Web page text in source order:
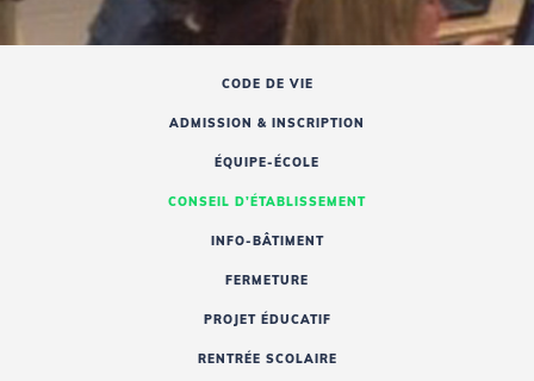
CODE DE VIE
ADMISSION & INSCRIPTION
ÉQUIPE-ÉCOLE
CONSEIL D’ÉTABLISSEMENT
INFO-BÂTIMENT
FERMETURE
PROJET ÉDUCATIF
RENTRÉE SCOLAIRE